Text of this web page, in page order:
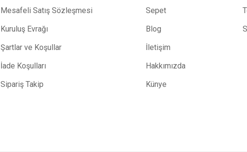
Mesafeli Satış Sözleşmesi
Kuruluş Evrağı
Şartlar ve Koşullar
İade Koşulları
Sipariş Takip
Sepet
Blog
İletişim
Hakkımızda
Künye